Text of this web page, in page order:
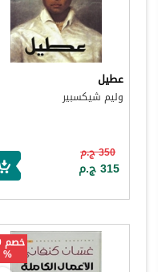
عطيل
وليم شيكسبير
350 ج.م
315 ج.م
%